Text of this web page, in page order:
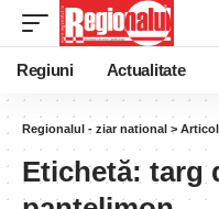
Regiuni Actualitate
Regionalul - ziar national >
Etichetă: targ